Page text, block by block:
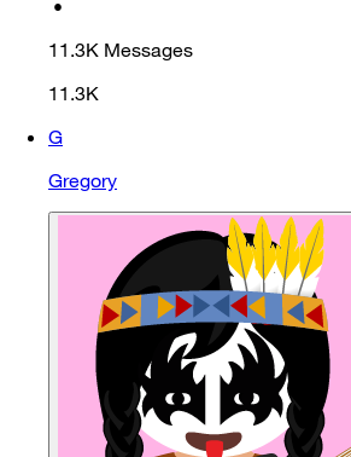
•
11.3K Messages
11.3K
G
Gregory